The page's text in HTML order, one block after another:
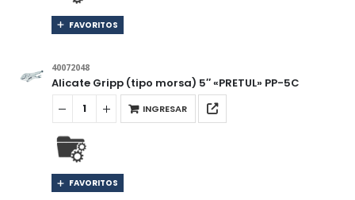
FAVORITOS
40072048
Alicate Gripp (tipo morsa) 5″ «PRETUL» PP-5C
INGRESAR
FAVORITOS